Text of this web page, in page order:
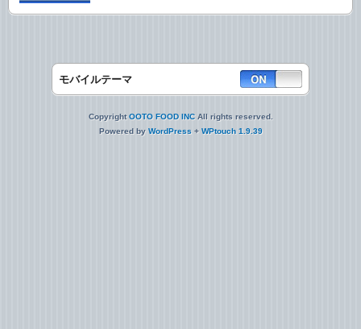
モバイルテーマ
CopyrightOOTO FOOD INCAll rights reserved.
Powered by WordPress + WPtouch 1.9.39